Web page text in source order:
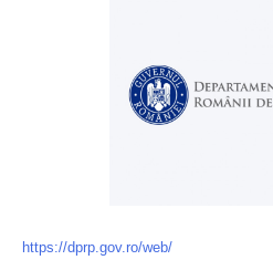
https://dprp.gov.ro/web/